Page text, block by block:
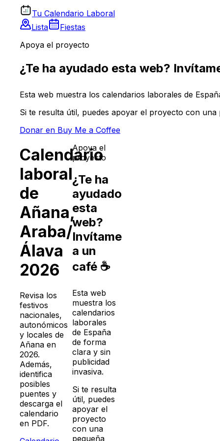
Tu Calendario Laboral
Lista
Fiestas
Apoya el proyecto
¿Te ha ayudado esta web?
Esta web muestra los calendarios laborales de
Si te resulta útil, puedes apoyar el proyecto con una
Donar en Buy Me a Coffee
Calendario
laboral
de
Añana,
Araba/
Álava
2026
Revisa los
festivos
nacionales,
autonómicos
y locales de
Añana en
2026.
Además,
identifica
posibles
puentes y
descarga el
calendario
en PDF.
Apoya el
proyecto
¿Te ha
ayudado
esta
web?
Invítame
a un
café ☕
Esta web
muestra los
calendarios
laborales
de España
de forma
clara y sin
publicidad
invasiva.
Si te resulta
útil, puedes
apoyar el
proyecto
con una
pequeña